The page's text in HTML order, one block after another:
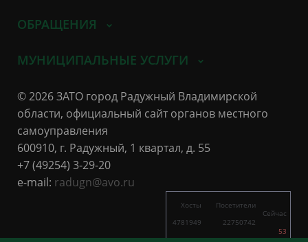
ОБРАЩЕНИЯ
МУНИЦИПАЛЬНЫЕ УСЛУГИ
© 2026 ЗАТО город Радужный Владимирской
области, официальный сайт органов местного
самоуправления
600910, г. Радужный, 1 квартал, д. 55
+7 (49254) 3-29-20
e-mail: radugn@avo.ru
Хосты
4781949
7977
Посетители
22750742
24062
Сейчас
53